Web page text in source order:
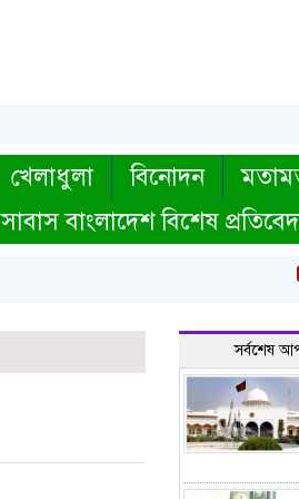
খেলাধুলা বিনোদন
সাবাস বাংলাদেশ বিশেষ
সর্বশেষ